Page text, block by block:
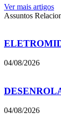
Ver mais artigos
Assuntos
04/08/2026
04/08/2026